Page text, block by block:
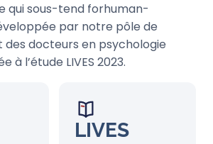
qui sous-tend forhuman-
par notre pôle de
docteurs en psychologie
à l’étude LIVES 2023.
LIVES